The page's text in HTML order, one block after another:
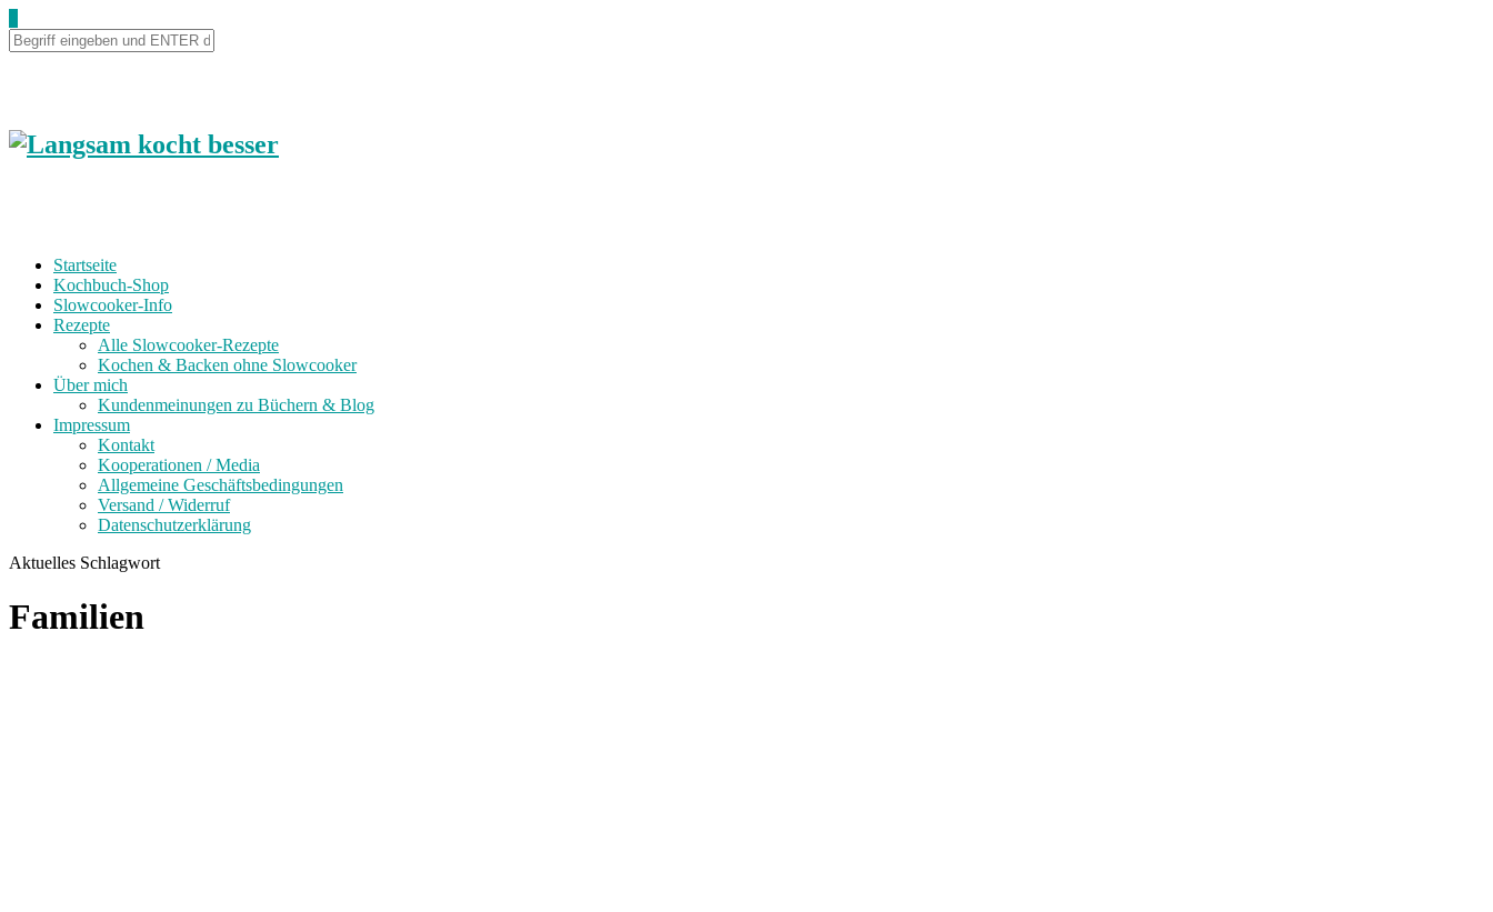
Startseite
Kochbuch-Shop
Slowcooker-Info
Rezepte
Alle Slowcooker-Rezepte
Kochen & Backen ohne Slowcooker
Über mich
Kundenmeinungen zu Büchern & Blog
Impressum
Kontakt
Kooperationen / Media
Allgemeine Geschäftsbedingungen
Versand / Widerruf
Datenschutzerklärung
Aktuelles Schlagwort
Familien